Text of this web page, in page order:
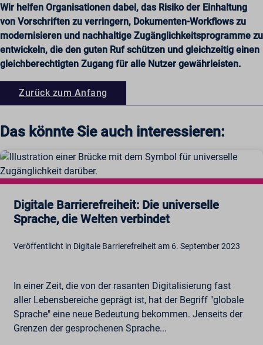
Wir helfen Organisationen dabei, das Risiko der Einhaltung
von Vorschriften zu verringern, Dokumenten-Workflows zu
modernisieren und nachhaltige Zugänglichkeitsprogramme zu
entwickeln, die den guten Ruf schützen und gleichzeitig einen
gleichberechtigten Zugang für alle Nutzer gewährleisten.
Zurück zum Anfang
Das könnte Sie auch interessieren:
Digitale Barrierefreiheit: Die universelle
Sprache, die Welten verbindet
Veröffentlicht in Digitale Barrierefreiheit am 6. September 2023
In einer Zeit, die von der rasanten Digitalisierung fast
aller Lebensbereiche geprägt ist, hat der Begriff "globale
Sprache" eine neue Bedeutung bekommen. Jenseits der
Grenzen der gesprochenen Sprache...